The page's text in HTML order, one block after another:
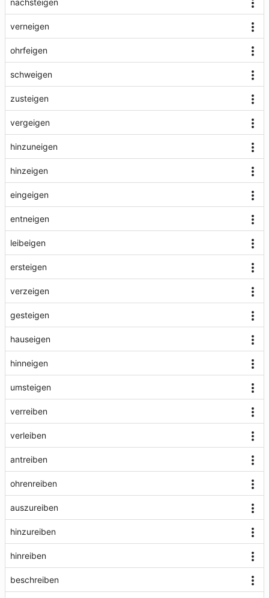
nachsteigen
verneigen
ohrfeigen
schweigen
zusteigen
vergeigen
hinzuneigen
hinzeigen
eingeigen
entneigen
leibeigen
ersteigen
verzeigen
gesteigen
hauseigen
hinneigen
umsteigen
verreiben
verleiben
antreiben
ohrenreiben
auszureiben
hinzureiben
hinreiben
beschreiben